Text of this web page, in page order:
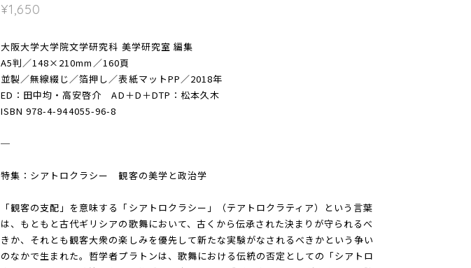
¥1,650
大阪大学大学院文学研究科 美学研究室 編集
A5判／148×210mm／160頁
並製／無線綴じ／箔押し／表紙マットPP／2018年
ED：田中均・高安啓介 AD＋D＋DTP：松本久木
ISBN 978-4-944055-96-8
─
特集：シアトロクラシー 観客の美学と政治学
「観客の支配」を意味する「シアトロクラシー」（テアトロクラティア）という言葉
は、もともと古代ギリシアの歌舞において、古くから伝承された決まりが守られるべ
きか、それとも観客大衆の楽しみを優先して新たな実験がなされるべきかという争い
のなかで生まれた。哲学者プラトンは、歌舞における伝統の否定としての「シアトロ